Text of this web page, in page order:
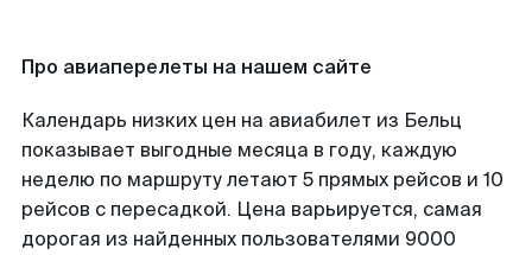
Про авиаперелеты на нашем сайте
Календарь низких цен на авиабилет из Бельц
показывает выгодные месяца в году, каждую
неделю по маршруту летают 5 прямых рейсов и 10
рейсов с пересадкой. Цена варьируется, самая
дорогая из найденных пользователями 9000